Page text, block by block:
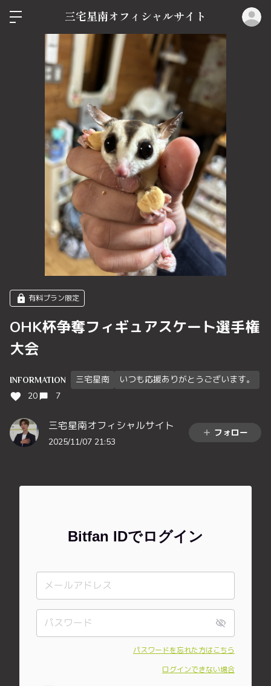
三宅星南オフィシャルサイト
有料プラン限定
OHK杯争奪フィギュアスケート選手権
大会
INFORMATION 三宅星南
いつも応援ありがとうございます。
20
7
三宅星南オフィシャルサイト
2025/11/07 21:53
フォロー
Bitfan IDでログイン
パスワードを忘れた方はこちら
ログインできない場合